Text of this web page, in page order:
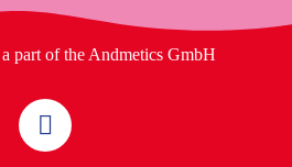
part of the Andmetics GmbH